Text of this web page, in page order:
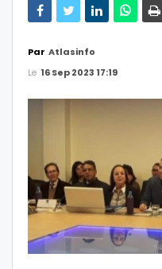
Par Atlasinfo
Le 16 Sep 2023 17:19